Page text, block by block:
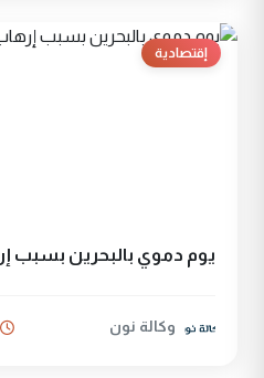
إقتصادية
يوم دموي بالبحرين بسبب
وكالة نون